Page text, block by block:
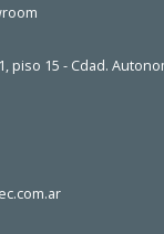
piso 15 - Cdad.